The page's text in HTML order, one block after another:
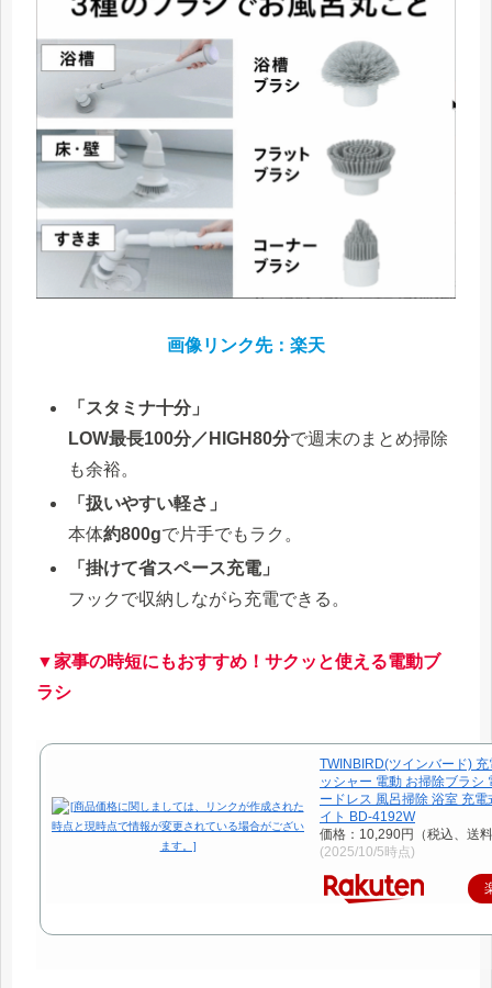
画像リンク先：楽天
「スタミナ十分」
LOW最長100分／HIGH80分で週末のまとめ掃除
も余裕。
「扱いやすい軽さ」
本体約800gで片手でもラク。
「掛けて省スペース充電」
フックで収納しながら充電できる。
▼家事の時短にもおすすめ！サクッと使える電動ブ
ラシ
TWINBIRD(ツインバード)
ッシャー 電動 お掃除ブラシ
ードレス 風呂掃除 浴室 充電
イト BD-4192W
価格：10,290円（税込、送
(2025/10/5時点)